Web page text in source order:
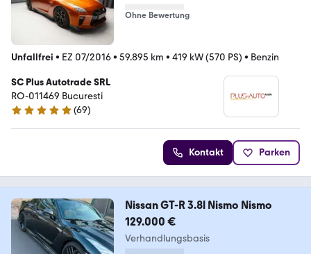
Ohne Bewertung
Unfallfrei • EZ 07/2016• 59.895 km • 419 kW (570 PS) • Benzin
SC Plus Autotrade SRL
RO-011469 Bucuresti
5 Sterne
(69)
Kontakt Parken
Nissan GT-R 3.8l Nismo Nismo
129.000 €
Verhandlungsbasis